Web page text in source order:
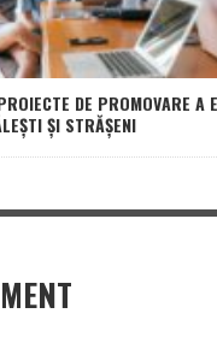
DE PROMOVARE A
ȘI STRĂȘENI